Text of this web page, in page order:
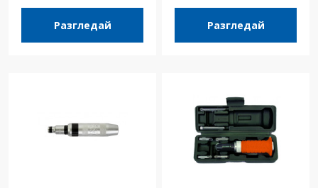
Разгледай Разгледай